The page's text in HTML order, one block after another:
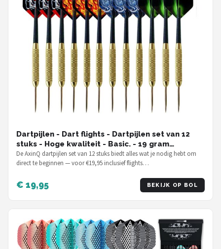
Dartpijlen - Dart flights - Dartpijlen set van 12
stuks - Hoge kwaliteit - Basic. - 19 gram
dartpijlen
De AxinQ dartpijlen set van 12 stuks biedt alles wat je nodig hebt om
direct te beginnen — voor €19,95 inclusief flights…
€ 19,95 BEKIJK OP BOL